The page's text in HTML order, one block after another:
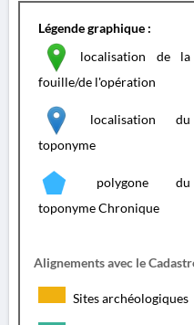
Légende graphique :
localisation de la
fouille/de l'opération
localisation du
toponyme
polygone du
toponyme Chronique
Alignements avec le
Sites archéologiques